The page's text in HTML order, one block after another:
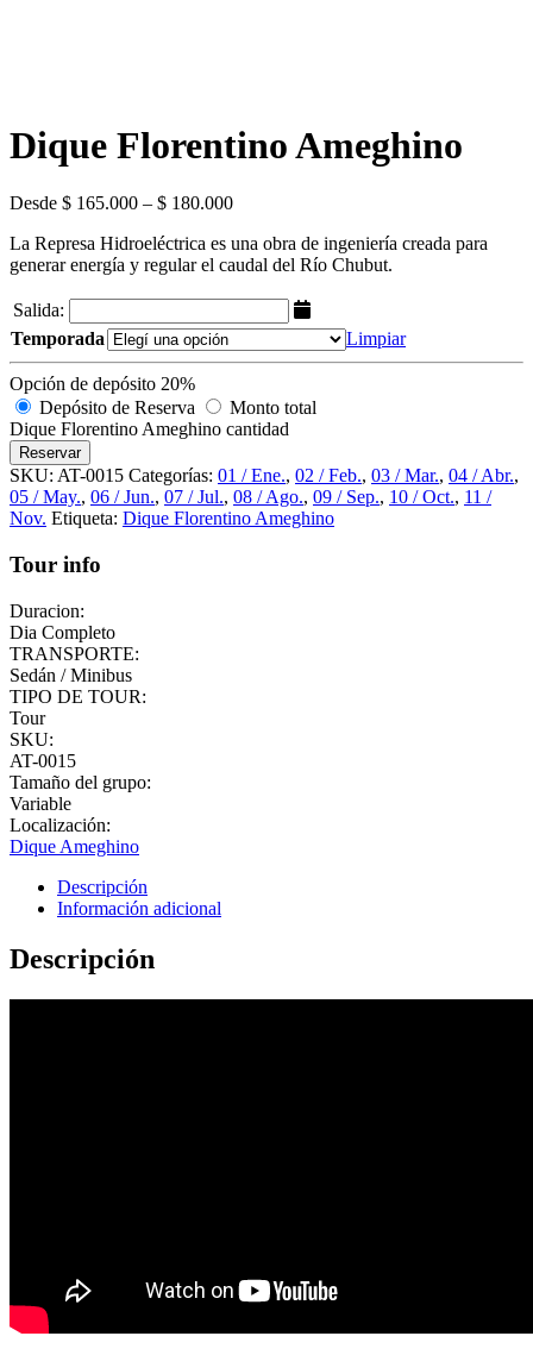
Dique Florentino Ameghino
Desde $ 165.000 – $ 180.000
La Represa Hidroeléctrica es una obra de ingeniería creada para
generar energía y regular el caudal del Río Chubut.
Salida:
Temporada
Limpiar
Opción de depósito 20%
Depósito de Reserva
Monto total
Dique Florentino Ameghino cantidad
Reservar
SKU: AT-0015 Categorías: 01 / Ene., 02 / Feb., 03 / Mar., 04 / Abr.,
05 / May., 06 / Jun., 07 / Jul., 08 / Ago., 09 / Sep., 10 / Oct., 11 /
Nov. Etiqueta: Dique Florentino Ameghino
Tour info
Duracion:
Dia Completo
TRANSPORTE:
Sedán / Minibus
TIPO DE TOUR:
Tour
SKU:
AT-0015
Tamaño del grupo:
Variable
Localización:
Dique Ameghino
Descripción
Información adicional
Descripción